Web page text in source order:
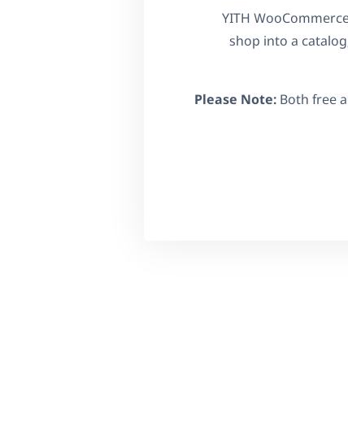
YITH
shop into a
Please Note: Both free